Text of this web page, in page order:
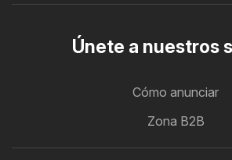
Únete a nuestros
Cómo anunciar
Zona B2B